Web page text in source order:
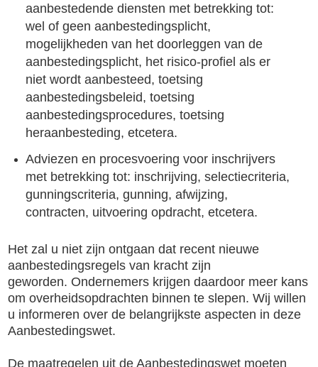
aanbestedende diensten met betrekking tot:
wel of geen aanbestedingsplicht,
mogelijkheden van het doorleggen van de
aanbestedingsplicht, het risico-profiel als er
niet wordt aanbesteed, toetsing
aanbestedingsbeleid, toetsing
aanbestedingsprocedures, toetsing
heraanbesteding, etcetera.
Adviezen en procesvoering voor inschrijvers
met betrekking tot: inschrijving, selectiecriteria,
gunningscriteria, gunning, afwijzing,
contracten, uitvoering opdracht, etcetera.
Het zal u niet zijn ontgaan dat recent nieuwe
aanbestedingsregels van kracht zijn
geworden. Ondernemers krijgen daardoor meer kans
om overheidsopdrachten binnen te slepen. Wij willen
u informeren over de belangrijkste aspecten in deze
Aanbestedingswet.
De maatregelen uit de Aanbestedingswet moeten